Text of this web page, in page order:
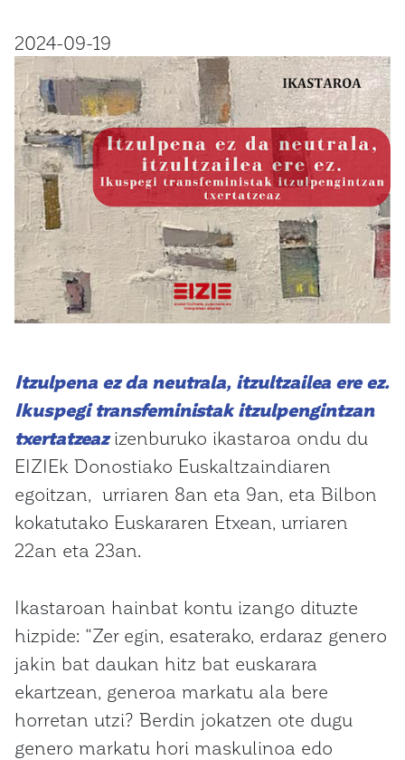
2024-09-19
Itzulpena ez da neutrala, itzultzailea ere ez.
Ikuspegi transfeministak itzulpengintzan
txertatzeazizenburuko ikastaroa ondu du
EIZIEk Donostiako Euskaltzaindiaren
egoitzan, urriaren 8an eta 9an, eta Bilbon
kokatutako Euskararen Etxean, urriaren
22an eta 23an.
Ikastaroan hainbat kontu izango dituzte
hizpide: “Zer egin, esaterako, erdaraz genero
jakin bat daukan hitz bat euskarara
ekartzean, generoa markatu ala bere
horretan utzi? Berdin jokatzen ote dugu
genero markatu hori maskulinoa edo